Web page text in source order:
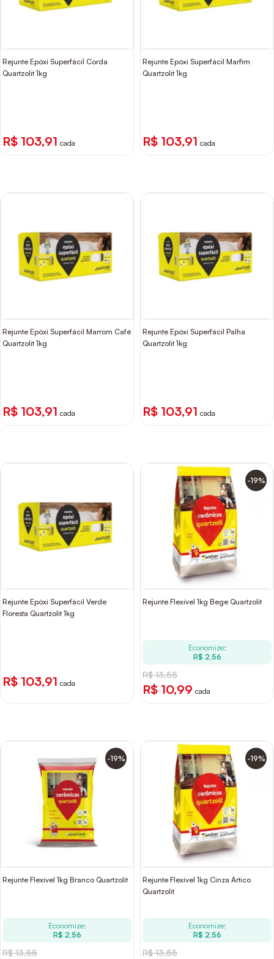
Rejunte Epóxi Superfácil Corda
Quartzolit 1kg
R$ 103,91 cada
Rejunte Epóxi Superfácil Marfim
Quartzolit 1kg
R$ 103,91 cada
Rejunte Epóxi Superfácil Marrom Café
Quartzolit 1kg
R$ 103,91 cada
Rejunte Epóxi Superfácil Palha
Quartzolit 1kg
R$ 103,91 cada
Rejunte Epóxi Superfácil Verde
Floresta Quartzolit 1kg
R$ 103,91 cada
-19%
Rejunte Flexível 1kg Bege Quartzolit
Economize:
R$ 2,56
R$ 13,55
R$ 10,99 cada
-19%
Rejunte Flexível 1kg Branco Quartzolit
Economize:
R$ 2,56
R$ 13,55
-19%
Rejunte Flexível 1kg Cinza Ártico
Quartzolit
Economize:
R$ 2,56
R$ 13,55